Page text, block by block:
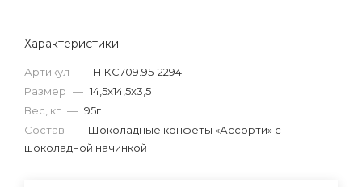
Характеристики
Артикул — Н.КС709.95-2294
Размер — 14,5x14,5x3,5
Вес, кг — 95г
Состав — Шоколадные конфеты «Ассорти» с
шоколадной начинкой